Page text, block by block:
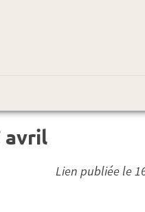
avril
Lien publiée le